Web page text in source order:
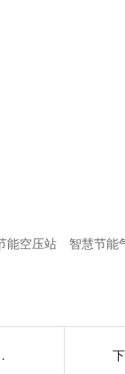
能空压站 智慧节能
是什么?（上）